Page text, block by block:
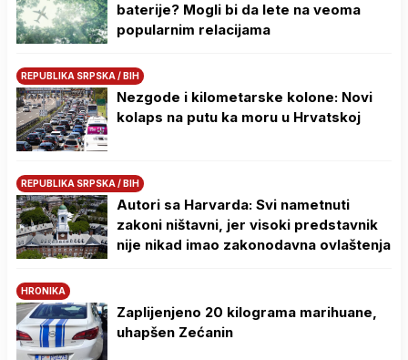
baterije? Mogli bi da lete na veoma
popularnim relacijama
REPUBLIKA SRPSKA / BIH
Nezgode i kilometarske kolone: Novi
kolaps na putu ka moru u Hrvatskoj
REPUBLIKA SRPSKA / BIH
Autori sa Harvarda: Svi nametnuti
zakoni ništavni, jer visoki predstavnik
nije nikad imao zakonodavna ovlaštenja
HRONIKA
Zaplijenjeno 20 kilograma marihuane,
uhapšen Zećanin